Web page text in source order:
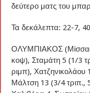
δεύτερο ματς του
Τα δεκάλεπτα: 22-7,
ΟΛΥΜΠΙΑΚΟΣ
κοψ), Σταμάτη 5 (1/3
ριμπ),
Μάλτση 13 (3/4 τριπ.,